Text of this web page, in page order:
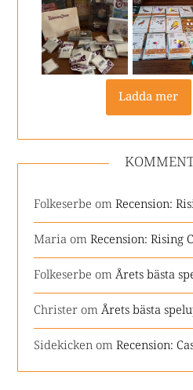
Ladda mer
Folkeserbe omRecension:
Maria omRecension: Rising
Folkeserbe omÅrets bästa
Christer omÅrets bästa
Sidekicken omRecension: